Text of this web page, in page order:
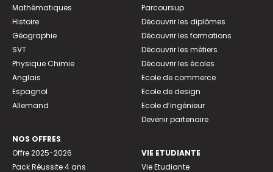
Mathématiques
Histoire
Géographie
SVT
Physique Chimie
Anglais
Espagnol
Allemand
NOS OFFRES
Offre 2025-2026
Pack Réussite 4 ans
Parcoursup
Découvrir les diplômes
Découvrir les formations
Découvrir les métiers
Découvrir les écoles
Ecole de commerce
Ecole de design
Ecole d’ingénieur
Devenir partenaire
VIE ETUDIANTE
Vie Etudiante